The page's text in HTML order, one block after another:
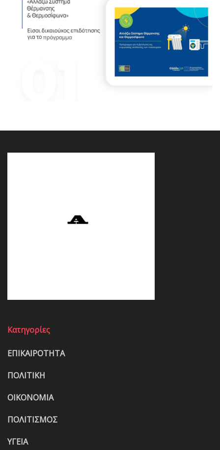
Κατηγορίες
ΕΠΙΚΑΙΡΟΤΗΤΑ
ΠΟΛΙΤΙΚΗ
ΟΙΚΟΝΟΜΙΑ
ΠΟΛΙΤΙΣΜΟΣ
ΥΓΕΙΑ